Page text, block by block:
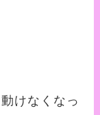
けなくなっ